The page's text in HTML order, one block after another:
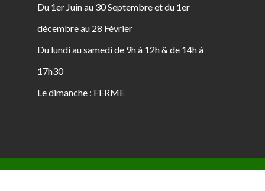
Du 1er Juin au 30 Septembre et du 1er
décembre au 28 Février
Du lundi au samedi de 9h à 12h & de 14h à
17h30
Le dimanche : FERME